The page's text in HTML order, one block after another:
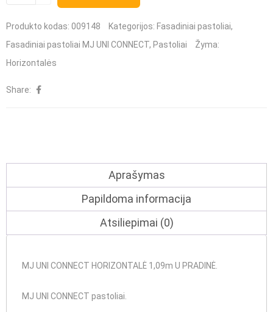
1,09m
Produkto kodas: 009148 Kategorijos: Fasadiniai pastoliai,
Fasadiniai pastoliai MJ UNI CONNECT, Pastoliai
Žyma:
Horizontalės
Share:
Aprašymas
Papildoma informacija
Atsiliepimai (0)
MJ UNI CONNECT HORIZONTALĖ 1,09m U PRADINĖ.
MJ UNI CONNECT pastoliai.